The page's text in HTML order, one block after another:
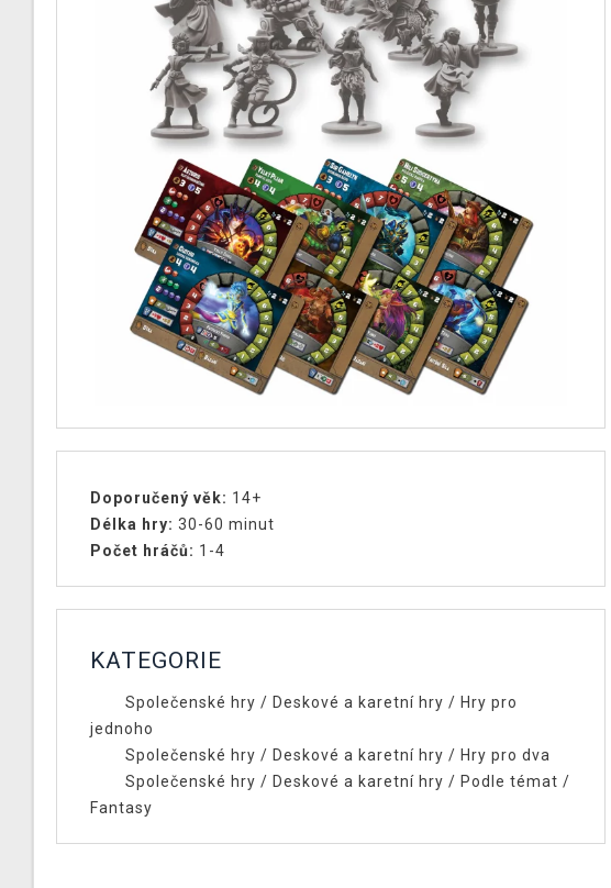
Doporučený věk: 14+
Délka hry: 30-60 minut
Počet hráčů: 1-4
KATEGORIE
Společenské hry / Deskové a karetní hry / Hry pro
jednoho
Společenské hry / Deskové a karetní hry / Hry pro dva
Společenské hry / Deskové a karetní hry / Podle témat /
Fantasy